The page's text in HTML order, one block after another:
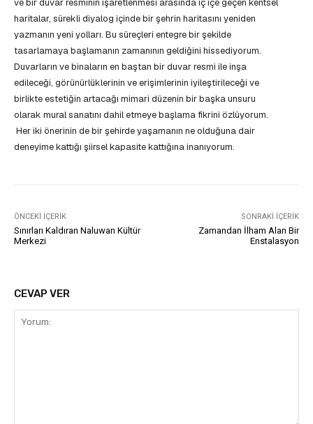
ve bir duvar resminin işaretlenmesi arasında iç içe geçen kentsel
haritalar, sürekli diyalog içinde bir şehrin haritasını yeniden
yazmanın yeni yolları. Bu süreçleri entegre bir şekilde
tasarlamaya başlamanın zamanının geldiğini hissediyorum.
Duvarların ve binaların en baştan bir duvar resmi ile inşa
edileceği, görünürlüklerinin ve erişimlerinin iyileştirileceği ve
birlikte estetiğin artacağı mimari düzenin bir başka unsuru
olarak mural sanatını dahil etmeye başlama fikrini özlüyorum.
Her iki önerinin de bir şehirde yaşamanın ne olduğuna dair
deneyime kattığı şiirsel kapasite kattığına inanıyorum.
ÖNCEKI İÇERIK
Sınırları Kaldıran Naluwan Kültür
Merkezi
SONRAKI İÇERIK
Zamandan İlham Alan Bir
Enstalasyon
CEVAP VER